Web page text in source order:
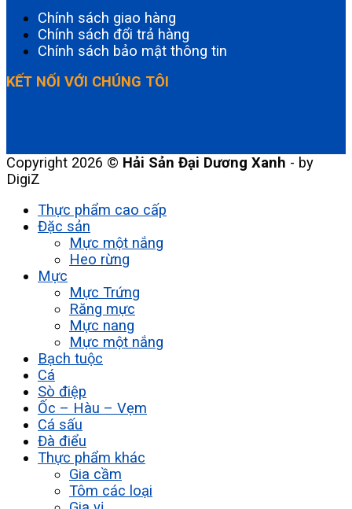
Chính sách giao hàng
Chính sách đổi trả hàng
Chính sách bảo mật thông tin
KẾT NỐI VỚI CHÚNG TÔI
Copyright 2026 © Hải Sản Đại Dương Xanh - by
DigiZ
Thực phẩm cao cấp
Đặc sản
Mực một nắng
Heo rừng
Mực
Mực Trứng
Răng mực
Mực nang
Mực một nắng
Bạch tuộc
Cá
Sò điệp
Ốc – Hàu – Vẹm
Cá sấu
Đà điểu
Thực phẩm khác
Gia cầm
Tôm các loại